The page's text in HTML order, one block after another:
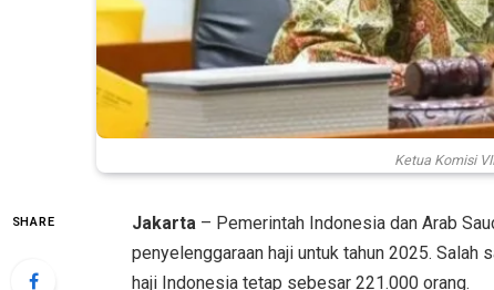
Ketua Komisi
SHARE Jakarta– Pemerintah Indonesia dan Arab
penyelenggaraan haji untuk tahun 2025. Salah
haji Indonesia tetap sebesar 221.000 orang.